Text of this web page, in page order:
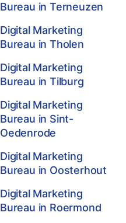
Bureau in Terneuzen
Digital Marketing
Bureau in Tholen
Digital Marketing
Bureau in Tilburg
Digital Marketing
Bureau in Sint-
Oedenrode
Digital Marketing
Bureau in Oosterhout
Digital Marketing
Bureau in Roermond